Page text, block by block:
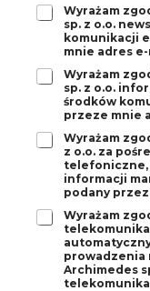
a
i
f
*
Z
a
Wyrażam
sp. z o.o.
komunikacji
mnie adres
Z
a
Wyrażam
sp. z o.o.
środków
przeze mnie
Z
a
3
Wyrażam
z o.o. za
telefoniczne,
informacji
podany
Z
Wyrażam
prowadzenia
Archimedes sp. z o.o. w